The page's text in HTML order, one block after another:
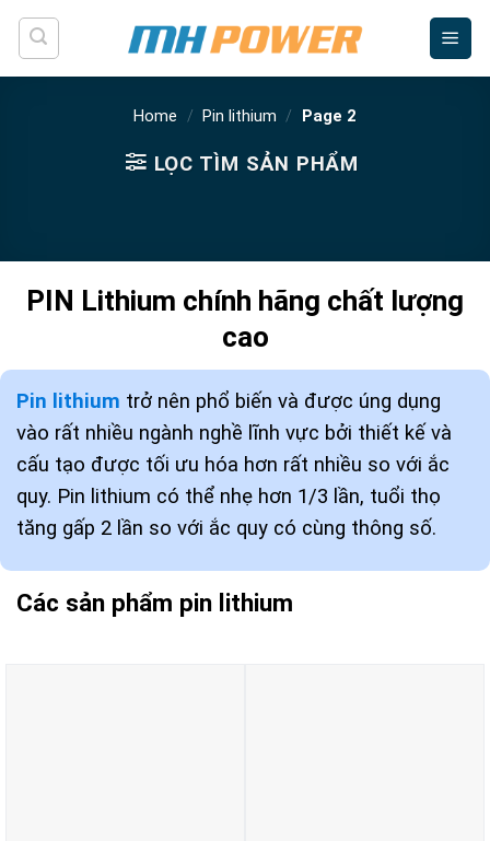
Skip
content
Home / Pin lithium / Page 2
LỌC TÌM SẢN PHẨM
PIN Lithium chính hãng chất lượng
cao
Pin lithium trở nên phổ biến và được úng dụng
vào rất nhiều ngành nghề lĩnh vực bởi thiết kế và
cấu tạo được tối ưu hóa hơn rất nhiều so với ắc
quy. Pin lithium có thể nhẹ hơn 1/3 lần, tuổi thọ
tăng gấp 2 lần so với ắc quy có cùng thông số.
Các sản phẩm pin lithium